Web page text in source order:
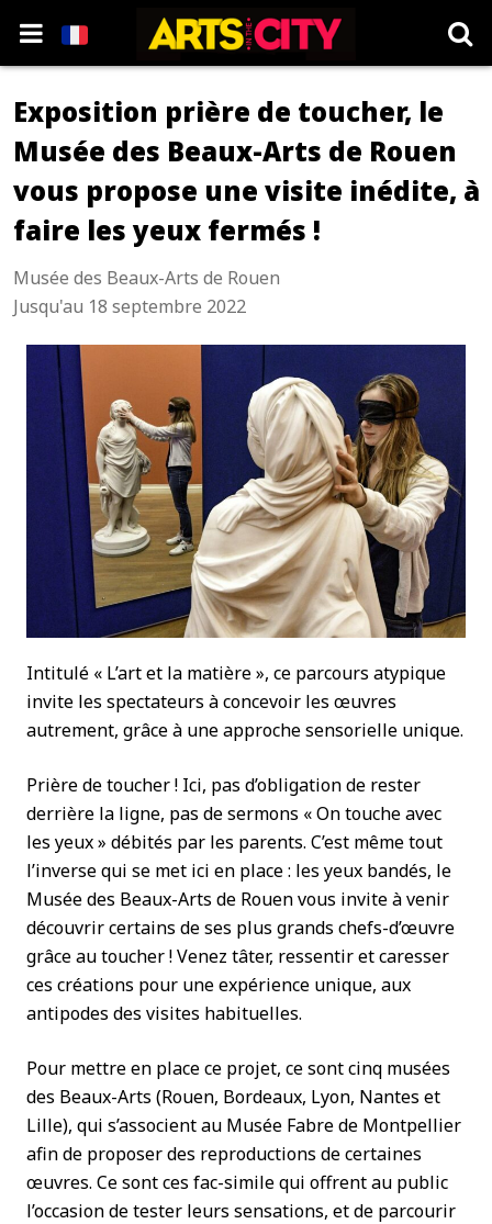
Exposition prière de toucher, le
Musée des Beaux-Arts de Rouen
vous propose une visite inédite, à
faire les yeux fermés !
Musée des Beaux-Arts de Rouen
Jusqu'au 18 septembre 2022
Intitulé « L’art et la matière », ce parcours atypique
invite les spectateurs à concevoir les œuvres
autrement, grâce à une approche sensorielle unique.
Prière de toucher ! Ici, pas d’obligation de rester
derrière la ligne, pas de sermons « On touche avec
les yeux » débités par les parents. C’est même tout
l’inverse qui se met ici en place : les yeux bandés, le
Musée des Beaux-Arts de Rouen vous invite à venir
découvrir certains de ses plus grands chefs-d’œuvre
grâce au toucher ! Venez tâter, ressentir et caresser
ces créations pour une expérience unique, aux
antipodes des visites habituelles.
Pour mettre en place ce projet, ce sont cinq musées
des Beaux-Arts (Rouen, Bordeaux, Lyon, Nantes et
Lille), qui s’associent au Musée Fabre de Montpellier
afin de proposer des reproductions de certaines
œuvres. Ce sont ces fac-simile qui offrent au public
l’occasion de tester leurs sensations, et de parcourir